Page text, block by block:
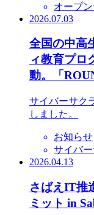
オープ
2026.07.03
全国の中高
ィ教育プロ
動。「
サイバーサク
しました。
お知らせ
サイバ
2026.04.13
さばえIT推
ミット in